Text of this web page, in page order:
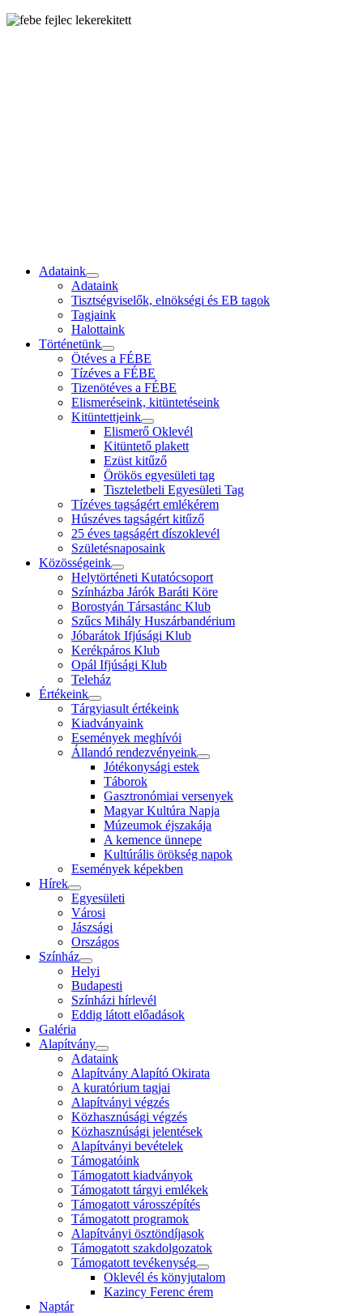
Adataink
Adataink
Tisztségviselők, elnökségi és EB tagok
Tagjaink
Halottaink
Történetünk
Ötéves a FÉBE
Tízéves a FÉBE
Tizenötéves a FÉBE
Elismeréseink, kitüntetéseink
Kitüntettjeink
Elismerő Oklevél
Kitüntető plakett
Ezüst kitűző
Örökös egyesületi tag
Tiszteletbeli Egyesületi Tag
Tízéves tagságért emlékérem
Húszéves tagságért kitűző
25 éves tagságért díszoklevél
Születésnaposaink
Közösségeink
Helytörténeti Kutatócsoport
Színházba Járók Baráti Köre
Borostyán Társastánc Klub
Szűcs Mihály Huszárbandérium
Jóbarátok Ifjúsági Klub
Kerékpáros Klub
Opál Ifjúsági Klub
Teleház
Értékeink
Tárgyiasult értékeink
Kiadványaink
Események meghívói
Állandó rendezvényeink
Jótékonysági estek
Táborok
Gasztronómiai versenyek
Magyar Kultúra Napja
Múzeumok éjszakája
A kemence ünnepe
Kultúrális örökség napok
Események képekben
Hírek
Egyesületi
Városi
Jászsági
Országos
Színház
Helyi
Budapesti
Színházi hírlevél
Eddig látott előadások
Galéria
Alapítvány
Adataink
Alapítvány Alapító Okirata
A kuratórium tagjai
Alapítványi végzés
Közhasznúsági végzés
Közhasznúsági jelentések
Alapítványi bevételek
Támogatóink
Támogatott kiadványok
Támogatott tárgyi emlékek
Támogatott városszépítés
Támogatott programok
Alapítványi ösztöndíjasok
Támogatott szakdolgozatok
Támogatott tevékenység
Oklevél és könyjutalom
Kazincy Ferenc érem
Naptár